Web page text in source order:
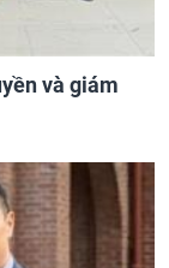
và giám